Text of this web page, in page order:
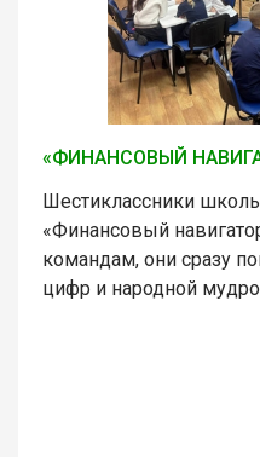
«ФИНАНСОВЫЙ
Шестиклассники
«Финансовый
командам, они сразу
цифр и народной